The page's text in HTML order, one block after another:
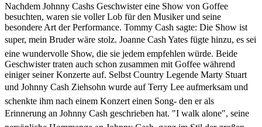
Nachdem Johnny Cashs Geschwister eine Show von Goffee
besuchten, waren sie voller Lob für den Musiker und seine
besondere Art der Performance. Tommy Cash sagte: Die Show ist
super, mein Bruder wäre stolz. Joanne Cash Yates fügte hinzu, es sei
eine wundervolle Show, die sie jedem empfehlen würde. Beide
Geschwister traten auch schon zusammen mit Goffee während
einiger seiner Konzerte auf. Selbst Country Legende Marty Stuart
und Johnny Cash Ziehsohn wurde auf Terry Lee aufmerksam und
schenkte ihm nach einem Konzert einen Song- den er als
Erinnerung an Johnny Cash geschrieben hat. "I walk alone", seine